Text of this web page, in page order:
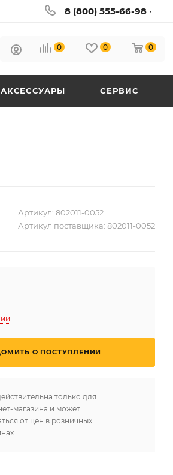
8 (800) 555-66-98
0 0 0
АКСЕССУАРЫ СЕРВИС
Артикул: 802011-0052
Артикул поставщика: 802011-0052
О ПОСТУПЛЕНИИ
только для
магазина и может
от цен в розничных